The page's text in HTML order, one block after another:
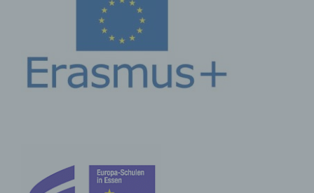
Profiling ist jede Art der automatisierten Verarbeitung
personenbezogener Daten, die darin besteht, dass
Aufenthaltsort oder Ortswechsel dieser natürlichen
Person zu analysieren oder vorherzusagen.